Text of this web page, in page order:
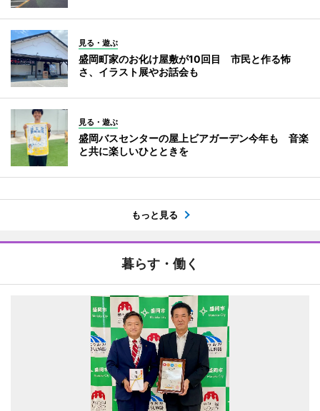
見る・遊ぶ
盛岡町家のお化け屋敷が10回目 市民と作る怖
さ、イラスト展やお話会も
見る・遊ぶ
盛岡バスセンターの屋上ビアガーデン今年も 音楽
と共に楽しいひとときを
もっと見る
暮らす・働く